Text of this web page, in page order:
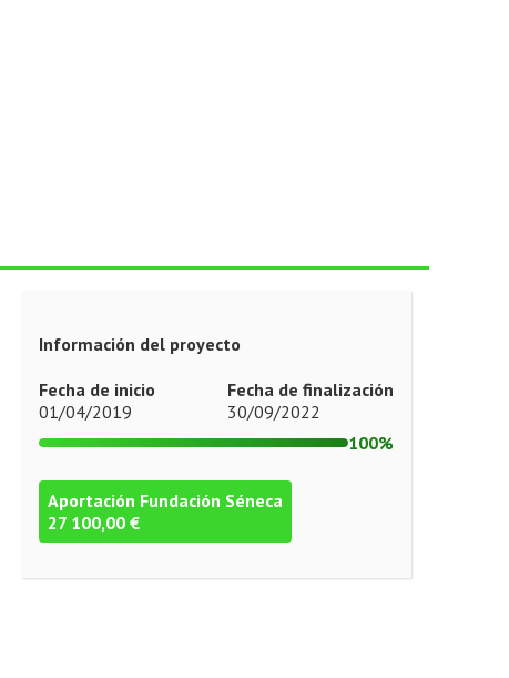
Información del proyecto
Fecha de inicio
01/04/2019
Fecha de finalización
30/09/2022
100%
Aportación Fundación Séneca
27 100,00 €